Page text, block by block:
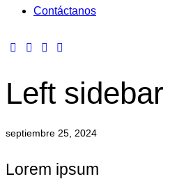
Contáctanos
Left sidebar
septiembre 25, 2024
Lorem ipsum